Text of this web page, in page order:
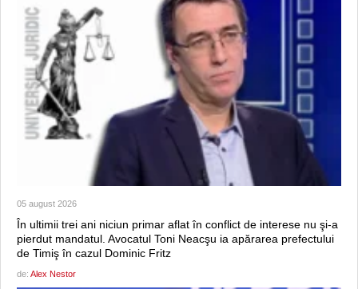
05 august 2026
În ultimii trei ani niciun primar aflat în conflict de interese nu şi-a
pierdut mandatul. Avocatul Toni Neacşu ia apărarea prefectului
de Timiş în cazul Dominic Fritz
de: Alex Nestor